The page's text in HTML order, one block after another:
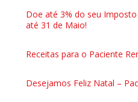
Doe até 3% do seu
até 31 de Maio!
Receitas para o Paciente
Desejamos Feliz Natal –